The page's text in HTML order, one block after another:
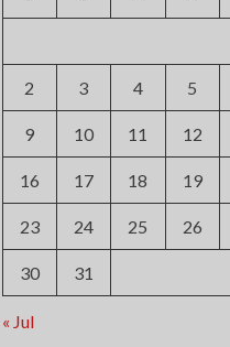
2 3 4 5
9 10 11 12
16 17 18 19
23 24 25 26
30 31
« Jul